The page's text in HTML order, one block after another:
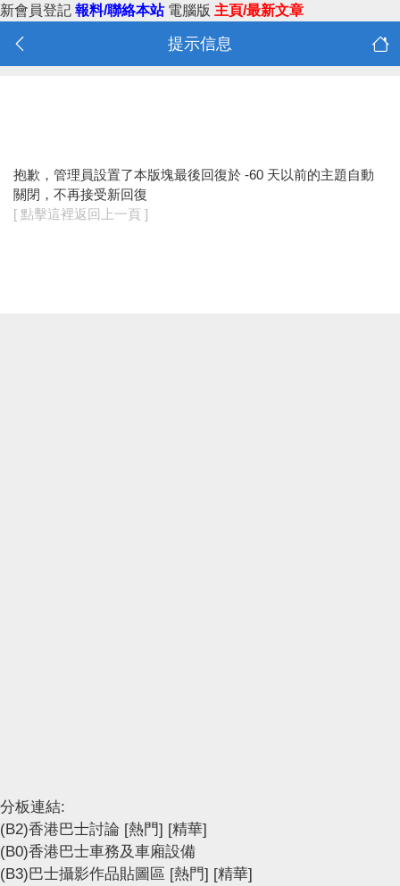
新會員登記 報料/聯絡本站 電腦版 主頁/最新文章
提示信息
抱歉，管理員設置了本版塊最後回復於 -60 天以前的主題自動
關閉，不再接受新回復
[ 點擊這裡返回上一頁 ]
分板連結:
(B2)香港巴士討論 [熱門] [精華]
(B0)香港巴士車務及車廂設備
(B3)巴士攝影作品貼圖區 [熱門] [精華]